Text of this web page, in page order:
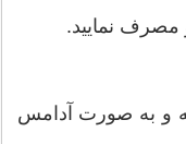
مصرف نمایید.
و به صورت آدامس